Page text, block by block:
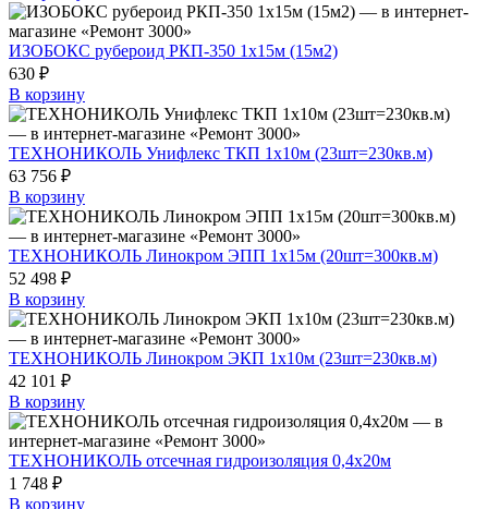
ИЗОБОКС рубероид РКП-350 1х15м (15м2)
630 ₽
В корзину
ТЕХНОНИКОЛЬ Унифлекс ТКП 1х10м (23шт=230кв.м)
63 756 ₽
В корзину
ТЕХНОНИКОЛЬ Линокром ЭПП 1х15м (20шт=300кв.м)
52 498 ₽
В корзину
ТЕХНОНИКОЛЬ Линокром ЭКП 1х10м (23шт=230кв.м)
42 101 ₽
В корзину
ТЕХНОНИКОЛЬ отсечная гидроизоляция 0,4х20м
1 748 ₽
В корзину